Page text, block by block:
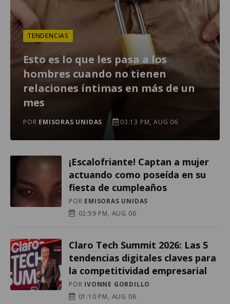
TENDENCIAS
Esto es lo que les pasa a los
hombres cuando no tienen
relaciones íntimas en más de un
mes
POR EMISORAS UNIDAS 03:13 PM, AUG 06
¡Escalofriante! Captan a mujer
actuando como poseída en su
fiesta de cumpleaños
POR EMISORAS UNIDAS
02:59 PM, AUG 06
Claro Tech Summit 2026: Las 5
tendencias digitales claves para
la competitividad empresarial
POR IVONNE GORDILLO
01:10 PM, AUG 06